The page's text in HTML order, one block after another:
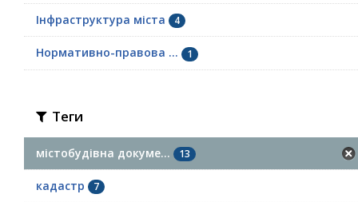
Інфраструктура міста 4
Нормативно-правова ... 1
Теги
містобудівна докуме... 13
кадастр 7